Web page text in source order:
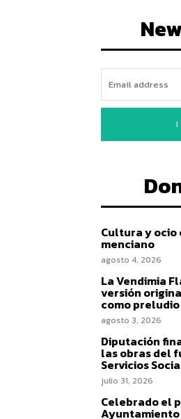
I
Cultura y ocio
menciano
agosto 4, 2026
La Vendimia
versión
como preludio
agosto 3, 2026
Diputación
las obras del
Servicios
julio 31, 2026
Celebrado el
Ayuntamiento